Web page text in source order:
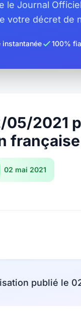
le Journal
votre décret de
instantanée 100%
05/2021
française
02 mai 2021
publié le